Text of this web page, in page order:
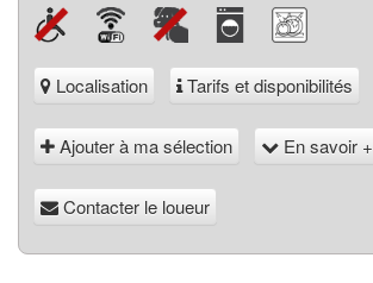
Localisation Tarifs et disponibilités
Ajouter à ma sélection En savoir +
Contacter le loueur